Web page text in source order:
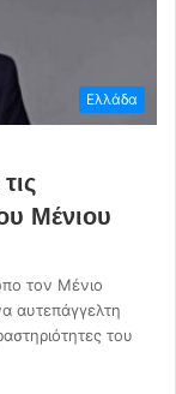
Ελλάδα
Μένιου
τον Μένιο
αυτεπάγγελτη
του